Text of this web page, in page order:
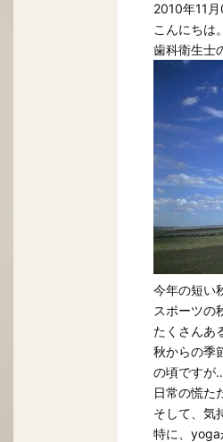
2010年11
こんにちは。
歯科衛生士
今年の短い
スポーツの
たくさんあ
秋からの季
の頃ですが
日常の慌た
そして、気
特に、